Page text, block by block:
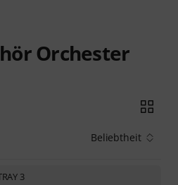
Orchester
Beliebtheit
3